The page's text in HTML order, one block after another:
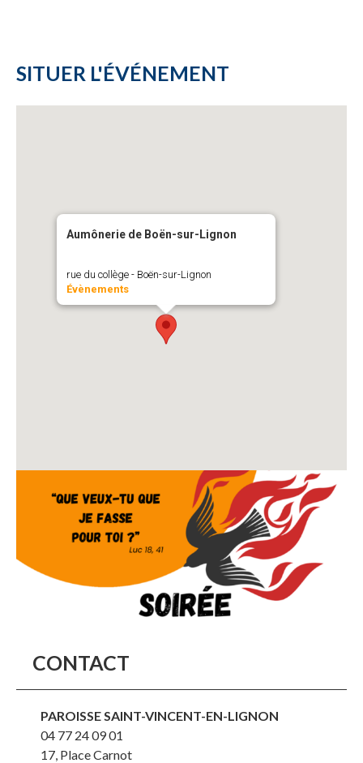
SITUER L'ÉVÉNEMENT
Aumônerie de Boën-sur-Lignon
rue du collège - Boën-sur-Lignon
Évènements
CONTACT
PAROISSE SAINT-VINCENT-EN-LIGNON
04 77 24 09 01
17, Place Carnot